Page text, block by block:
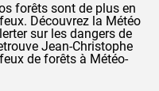
forêts sont de plus en
Découvrez la Météo
sur les dangers de
Jean-Christophe
de forêts à Météo-